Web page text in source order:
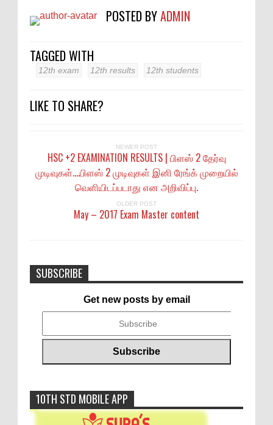
POSTED BYADMIN
TAGGED WITH
12th exam 12th results 12th students
LIKE TO SHARE?
NEWER POST
HSC +2 EXAMINATION RESULTS | பிளஸ் 2 தேர்வு
முடிவுகள்….பிளஸ் 2 முடிவுகள் இனி ரேங்க் முறையில்
வெளியிடப்படாது என அறிவிப்பு.
OLDER POST
May – 2017 Exam Master content
SUBSCRIBE
Get new posts by email
10TH STD MOBILE APP